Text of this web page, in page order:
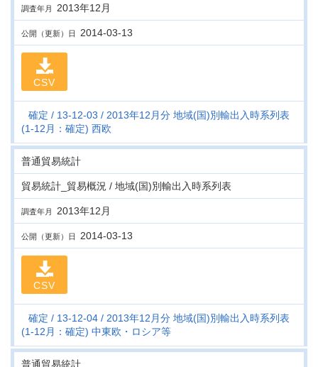
調査年月 2013年12月
公開（更新）日 2014-03-13
CSV
確定 13-12-03
2013年12月分 地域(国)別輸出入時系列表
(1-12月：確定) 西欧
普通貿易統計
貿易統計_貿易概況 / 地域(国)別輸出入時系列表
調査年月 2013年12月
公開（更新）日 2014-03-13
CSV
確定 13-12-04
2013年12月分 地域(国)別輸出入時系列表
(1-12月：確定) 中東欧・ロシア等
普通貿易統計